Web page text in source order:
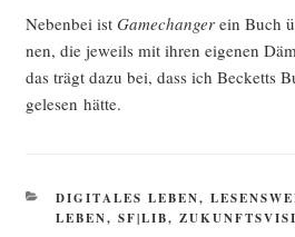
Neben­bei ist Game­ch­an­gerein Buch
nen, die jeweils mit ihren eige­nen
das trägt dazu bei, dass ich Becketts
gele­sen hätte.
KATEGORIEN
DIGITALES LEBEN,
LEBEN, SF|LIB,